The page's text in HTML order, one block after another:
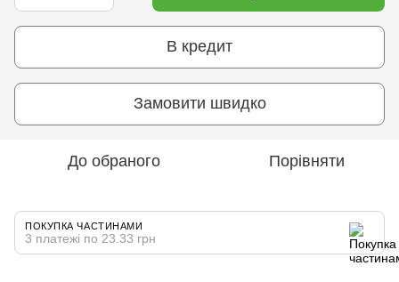
В кредит
Замовити швидко
До обраного Порівняти
ПОКУПКА ЧАСТИНАМИ
3 платежі по 23.33 грн